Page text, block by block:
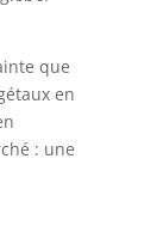
que
en
: une